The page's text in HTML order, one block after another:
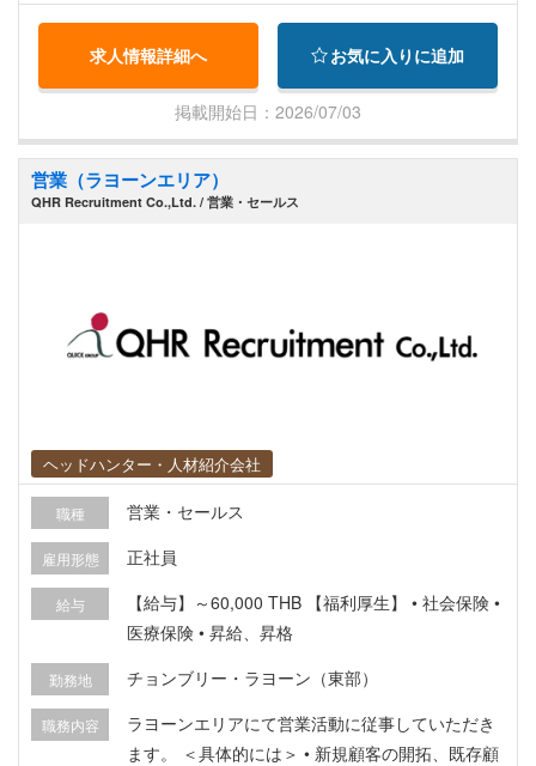
く、既存顧客のフォローから新規開拓まで深く寄
り添った課題解決型の提案に集中できる環境で
す。 具体的には以下となります。 法人のお客様へ
の保険提案、契約管理、各種調整業務全般をお任
せします。 ・タイの日系企業向け営業活動 ・顧客
ニーズに応じた保険商品の提案 ・既存顧客フォロ
ーおよび関係構築 ・見積書/契約関連の社内調整
険販売、課題に関するご提案 ・保険の設計/提案、
生命保険分野や従業員個人向けの保険など、様々
ドバイスをすることで信頼関係を構築
求人情報詳細へ お気に入りに追加
掲載開始日：2026/07/03
営業（ラヨーンエリア）
QHR Recruitment Co.,Ltd. / 営業・セールス
ヘッドハンター・人材紹介会社
職種 営業・セールス
雇用形態 正社員
給与
【給与】～60,000 THB 【福利厚生】 • 社会保険 •
医療保険 • 昇給、昇格
勤務地 チョンブリー・ラヨーン（東部）
職務内容
ラヨーンエリアにて営業活動に従事していただき
ます。 ＜具体的には＞ • 新規顧客の開拓、既存顧